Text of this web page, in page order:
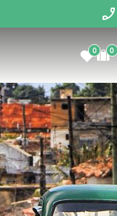
0 0